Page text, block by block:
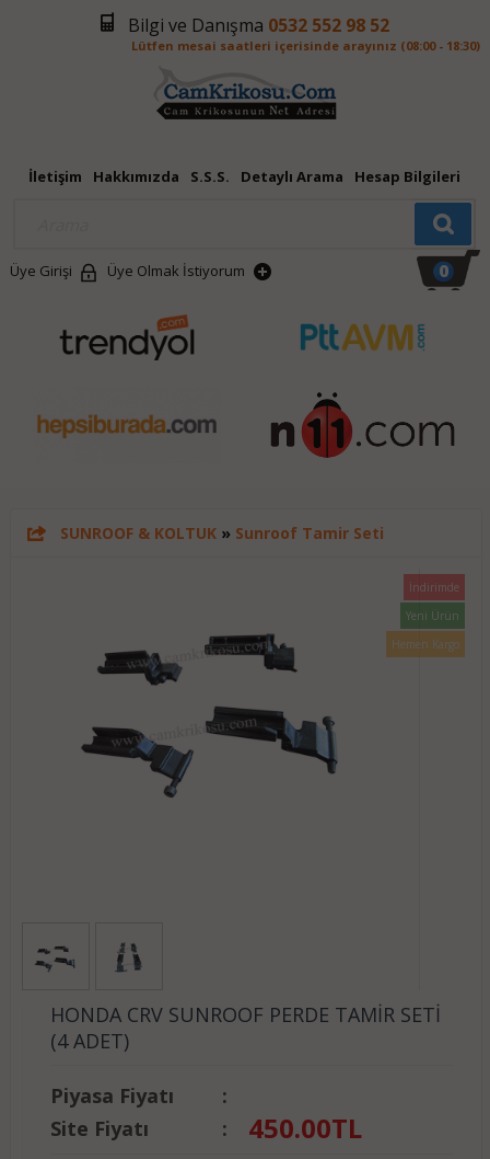
Bilgi ve Danışma 0532 552 98 52
Lütfen mesai saatleri içerisinde arayınız (08:00 - 18:30)
İletişim Hakkımızda S.S.S. Detaylı Arama Hesap Bilgileri
Üye Girişi Üye Olmak İstiyorum 0
SUNROOF & KOLTUK» Sunroof Tamir Seti
İndirimde
Yeni Ürün
Hemen Kargo
HONDA CRV SUNROOF PERDE TAMİR SETİ
(4 ADET)
Piyasa Fiyatı
:
Site Fiyatı
: 450.00TL